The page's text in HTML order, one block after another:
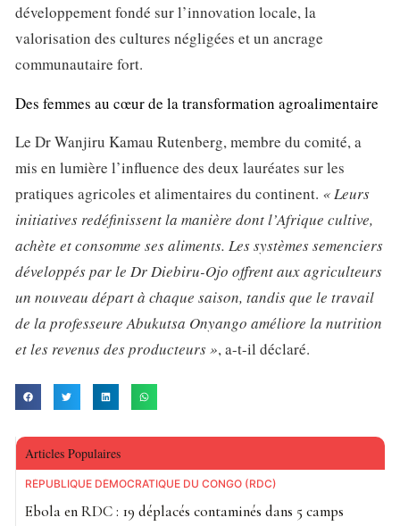
développement fondé sur l’innovation locale, la
valorisation des cultures négligées et un ancrage
communautaire fort.
Des femmes au cœur de la transformation agroalimentaire
Le Dr Wanjiru Kamau Rutenberg, membre du comité, a
mis en lumière l’influence des deux lauréates sur les
pratiques agricoles et alimentaires du continent. « Leurs
initiatives redéfinissent la manière dont l’Afrique cultive,
achète et consomme ses aliments. Les systèmes semenciers
développés par le Dr Diebiru-Ojo offrent aux agriculteurs
un nouveau départ à chaque saison, tandis que le travail
de la professeure Abukutsa Onyango améliore la nutrition
et les revenus des producteurs », a-t-il déclaré.
Articles Populaires
RÉPUBLIQUE DÉMOCRATIQUE DU CONGO (RDC)
Ebola en RDC : 19 déplacés contaminés dans 5 camps